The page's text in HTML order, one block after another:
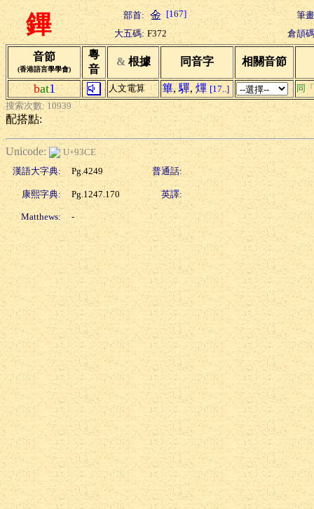
鏎 部首: [167]
筆
大五碼: F372 倉頡
音節
(香港語言學學會)
粵
音
& 根據 同音字 相關音節
bat1 人文電算 篳, 驆, 熚 [17..]
同
搜索次數: 10939
配搭點:
Unicode:
U+93CE
漢語大字典:
Pg.4249 普通話:
康熙字典: Pg.1247.170 英譯:
Matthews: -